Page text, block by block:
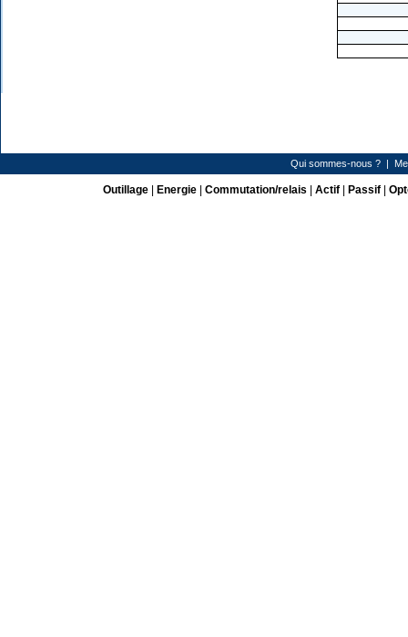
Qui sommes-nous ? |
Outillage| Energie| Commutation/relais Actif| Passif|